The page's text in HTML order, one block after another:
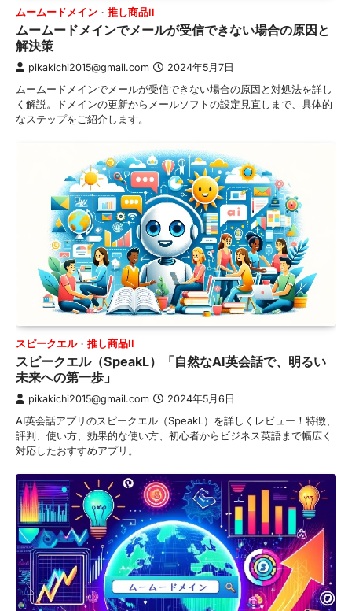
ムームードメイン 推し商品II
ムームードメインでメールが受信できない場合の原因と
解決策
pikakichi2015@gmail.com 2024年5月7日
ムームードメインでメールが受信できない場合の原因と対処法を詳し
く解説。ドメインの更新からメールソフトの設定見直しまで、具体的
なステップをご紹介します。
スピークエル 推し商品II
スピークエル（SpeakL）「自然なAI英会話で、明るい
未来への第一歩」
pikakichi2015@gmail.com 2024年5月6日
AI英会話アプリのスピークエル（SpeakL）を詳しくレビュー！特徴、
評判、使い方、効果的な使い方、初心者からビジネス英語まで幅広く
対応したおすすめアプリ。